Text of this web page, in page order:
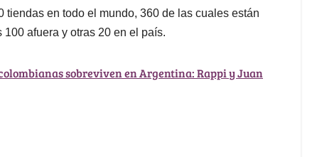
en todo el mundo, 360 de las cuales están
afuera y otras 20 en el país.
sobreviven en Argentina: Rappi y Juan